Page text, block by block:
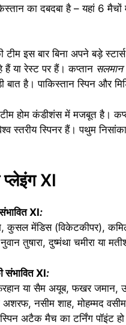
का दबदबा है – यहां 6
टीम इस बार बिना अपने बड़े
या रेस्ट पर हैं। कप्तान
बात है। पाकिस्तान स्पिन और
होम कंडीशंस में मजबूत है।
स्तरीय स्पिनर हैं। पथुम
प्लेइंग XI
XI:
कुसल मेंडिस (विकेटकीपर),
तुषारा, दुष्मंथा चमीरा या
संभावित XI:
या सैम अयूब, फखर जमान,
नसीम शाह, मोहम्मद वसीम
अटैक मैच का टर्निंग पॉइंट